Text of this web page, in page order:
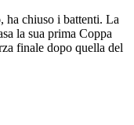
ha chiuso i battenti. La
la sua prima Coppa
finale dopo quella del